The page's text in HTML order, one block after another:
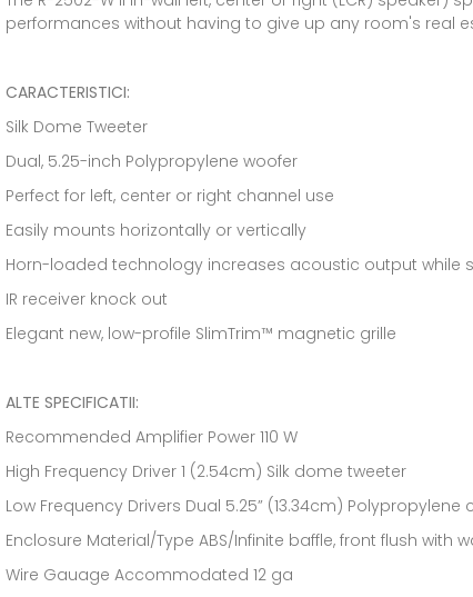
performances without having to give up any room's real
CARACTERISTICI:
Silk Dome Tweeter
Dual, 5.25-inch Polypropylene woofer
Perfect for left, center or right channel use
Easily mounts horizontally or vertically
Horn-loaded technology increases acoustic output while
IR receiver knock out
Elegant new, low-profile SlimTrim™ magnetic grille
ALTE SPECIFICATII:
Recommended Amplifier Power 110 W
High Frequency Driver 1 (2.54cm) Silk dome tweeter
Low Frequency Drivers Dual 5.25” (13.34cm) Polypropylene
Enclosure Material/Type ABS/Infinite baffle, front flush with
Wire Gauage Accommodated 12 ga